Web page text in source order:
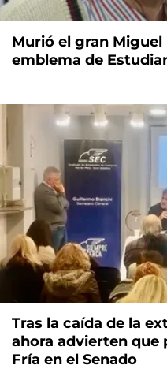
Murió el gran
emblema de
Tras la caída de la
ahora advierten que
Fría en el Senado